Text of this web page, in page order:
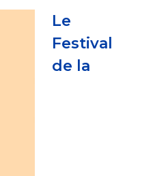
Le
Festival
de la